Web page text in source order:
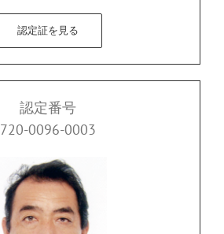
認定証を見る
認定番号
720-0096-0003